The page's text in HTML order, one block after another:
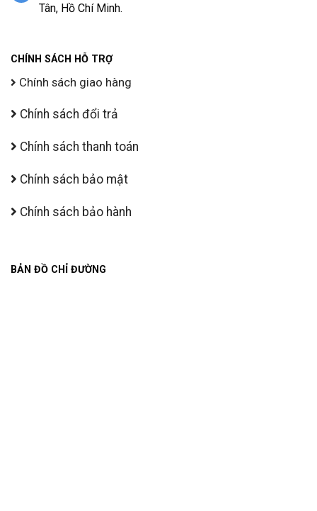
Tân, Hồ Chí Minh.
CHÍNH SÁCH HỖ TRỢ
Chính sách giao hàng
Chính sách đổi trả
Chính sách thanh toán
Chính sách bảo mật
Chính sách bảo hành
BẢN ĐỒ CHỈ ĐƯỜNG